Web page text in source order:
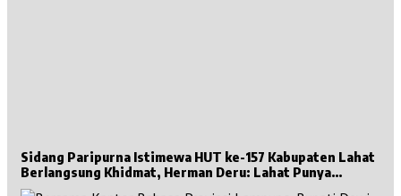
Sidang Paripurna Istimewa HUT ke-157 Kabupaten Lahat
Berlangsung Khidmat, Herman Deru: Lahat Punya
Sejarah Besar untuk Sumsel